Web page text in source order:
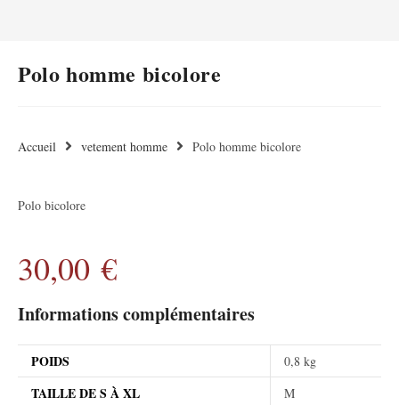
Polo homme bicolore
Accueil vetement homme Polo homme bicolore
Polo bicolore
30,00 €
Informations complémentaires
POIDS 0,8 kg
TAILLE DE S À XL M